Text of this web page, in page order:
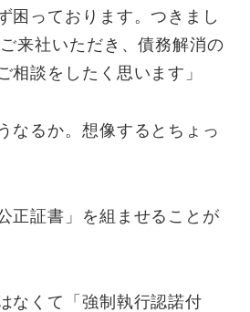
困っております。つきまし
来社いただき、債務解消の
相談をしたく思います」
なるか。想像するとちょっ
正証書」を組ませることが
なくて「強制執行認諾付